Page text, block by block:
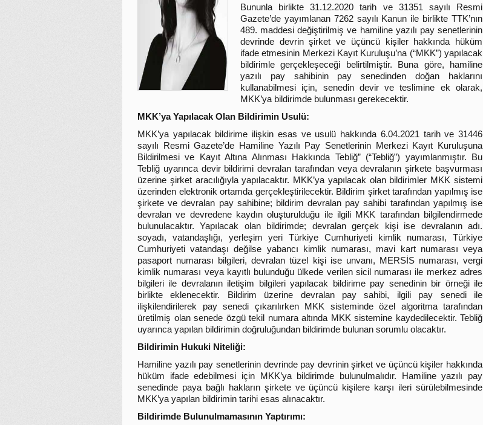
Bununla birlikte 31.12.2020 tarih ve 31351 sayılı Resmi
Gazete’de yayımlanan 7262 sayılı Kanun ile birlikte TTK’nın
489. maddesi değiştirilmiş ve hamiline yazılı pay senetlerinin
devrinde devrin şirket ve üçüncü kişiler hakkında hüküm
ifade etmesinin Merkezi Kayıt Kuruluşu’na (“MKK”) yapılacak
bildirimle gerçekleşeceği belirtilmiştir. Buna göre, hamiline
yazılı pay sahibinin pay senedinden doğan haklarını
kullanabilmesi için, senedin devir ve teslimine ek olarak,
MKK’ya bildirimde bulunması gerekecektir.
MKK’ya Yapılacak Olan Bildirimin Usulü:
MKK’ya yapılacak bildirime ilişkin esas ve usulü hakkında 6.04.2021 tarih ve 31446
sayılı Resmi Gazete’de Hamiline Yazılı Pay Senetlerinin Merkezi Kayıt Kuruluşuna
Bildirilmesi ve Kayıt Altına Alınması Hakkında Tebliğ” (“Tebliğ”) yayımlanmıştır. Bu
Tebliğ uyarınca devir bildirimi devralan tarafından veya devralanın şirkete başvurması
üzerine şirket aracılığıyla yapılacaktır. MKK’ya yapılacak olan bildirimler MKK sistemi
üzerinden elektronik ortamda gerçekleştirilecektir. Bildirim şirket tarafından yapılmış ise
şirkete ve devralan pay sahibine; bildirim devralan pay sahibi tarafından yapılmış ise
devralan ve devredene kaydın oluşturulduğu ile ilgili MKK tarafından bilgilendirmede
bulunulacaktır. Yapılacak olan bildirimde; devralan gerçek kişi ise devralanın adı.
soyadı, vatandaşlığı, yerleşim yeri Türkiye Cumhuriyeti kimlik numarası, Türkiye
Cumhuriyeti vatandaşı değilse yabancı kimlik numarası, mavi kart numarası veya
pasaport numarası bilgileri, devralan tüzel kişi ise unvanı, MERSİS numarası, vergi
kimlik numarası veya kayıtlı bulunduğu ülkede verilen sicil numarası ile merkez adres
bilgileri ile devralanın iletişim bilgileri yapılacak bildirime pay senedinin bir örneği ile
birlikte eklenecektir. Bildirim üzerine devralan pay sahibi, ilgili pay senedi ile
ilişkilendirilerek pay senedi çıkarılırken MKK sisteminde özel algoritma tarafından
üretilmiş olan senede özgü tekil numara altında MKK sistemine kaydedilecektir. Tebliğ
uyarınca yapılan bildirimin doğruluğundan bildirimde bulunan sorumlu olacaktır.
Bildirimin Hukuki Niteliği:
Hamiline yazılı pay senetlerinin devrinde pay devrinin şirket ve üçüncü kişiler hakkında
hüküm ifade edebilmesi için MKK’ya bildirimde bulunulmalıdır. Hamiline yazılı pay
senedinde paya bağlı hakların şirkete ve üçüncü kişilere karşı ileri sürülebilmesinde
MKK’ya yapılan bildirimin tarihi esas alınacaktır.
Bildirimde Bulunulmamasının Yaptırımı: